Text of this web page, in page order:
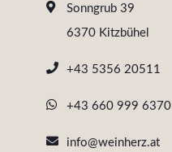
Sonngrub 39
6370 Kitzbühel
+43 5356 20511
+43 660 999 6370
info@weinherz.at